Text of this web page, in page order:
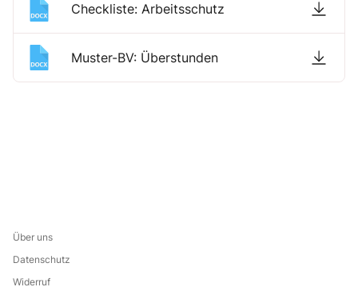
Checkliste: Arbeitsschutz
Muster-BV: Überstunden
Über uns
Datenschutz
Widerruf